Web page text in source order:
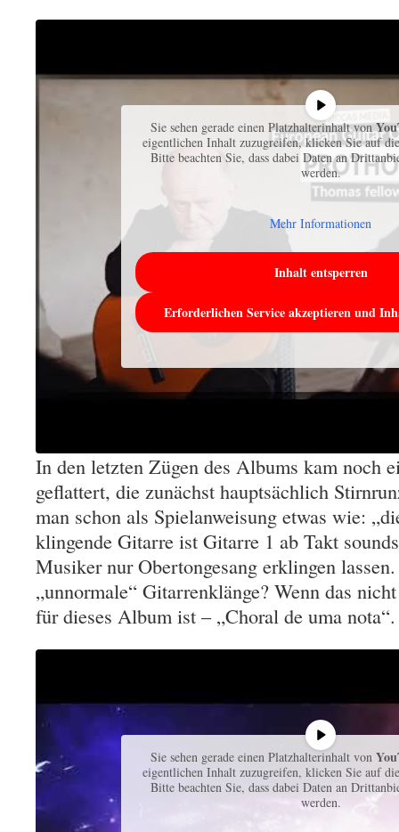
Sie sehen gerade einen Platzhalterinhalt von
eigentlichen Inhalt zuzugreifen, klicken Sie auf
Bitte beachten Sie, dass dabei Daten an
werden.
Mehr Informationen
Inhalt entsperren
Erforderlichen Service akzeptieren und
In den letzten Zügen des Albums kam noch
geflattert, die zunächst hauptsächlich
man schon als Spielanweisung etwas wie:
klingende Gitarre ist Gitarre 1 ab Takt
Musiker nur Obertongesang erklingen
„unnormale“ Gitarrenklänge? Wenn das
für dieses Album ist – „Choral de uma nota“.
Sie sehen gerade einen Platzhalterinhalt von
eigentlichen Inhalt zuzugreifen, klicken Sie auf
Bitte beachten Sie, dass dabei Daten an
werden.